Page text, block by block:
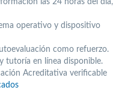
las 24 horas del día,
operativo y dispositivo
como refuerzo.
tutoría en línea disponible.
Acreditativa verificable